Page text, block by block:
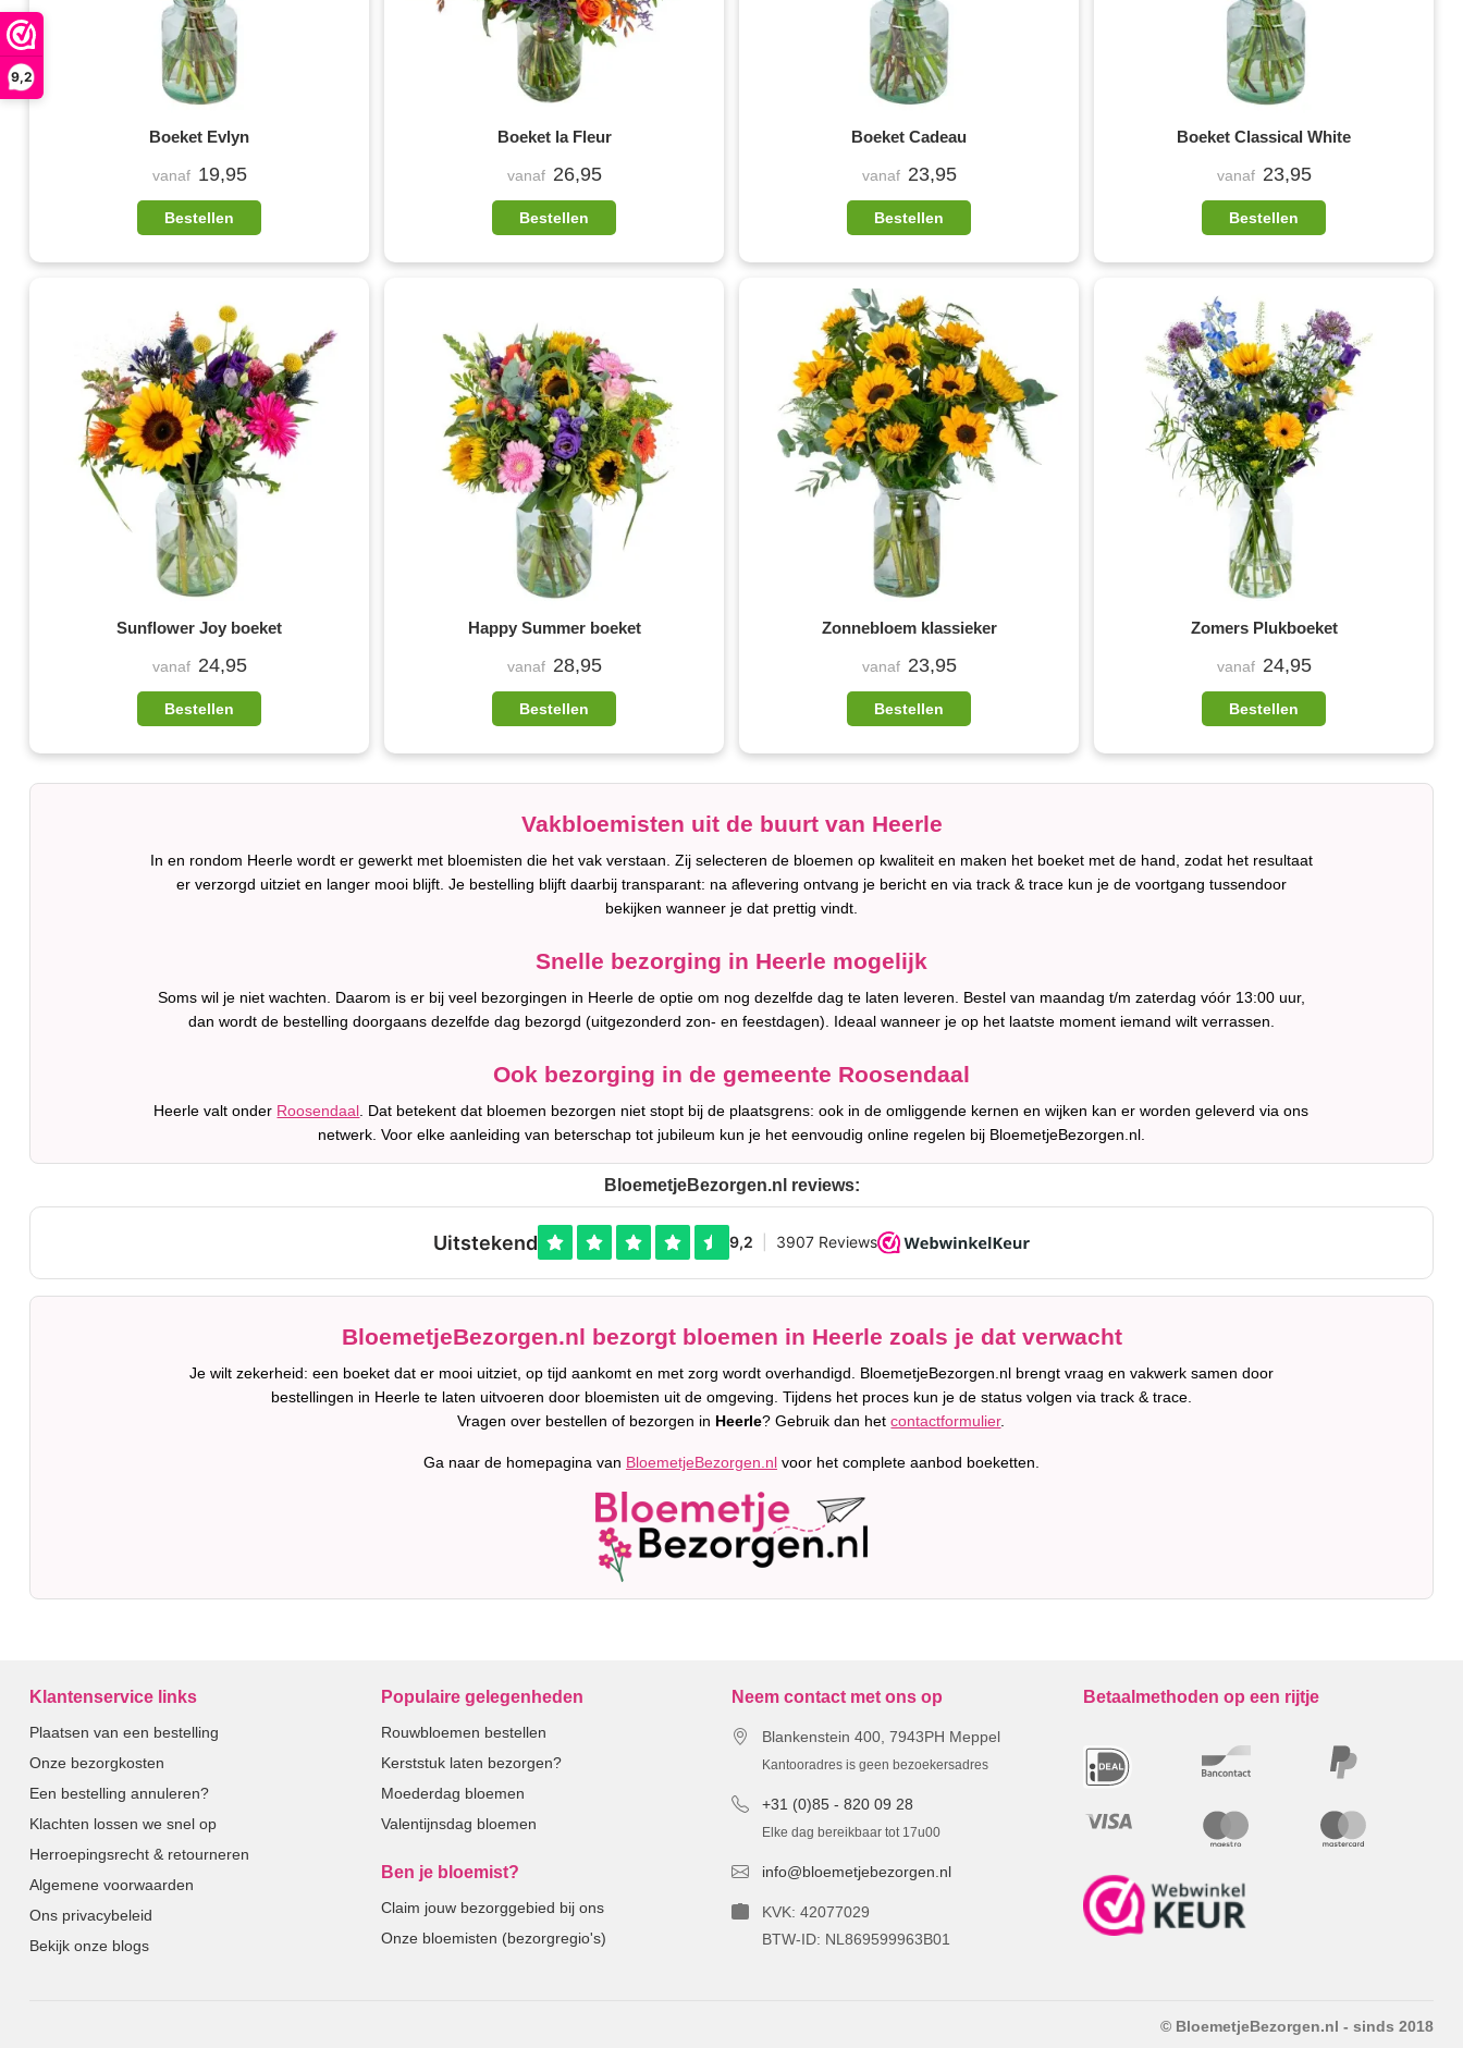
9,2
Boeket Evlyn
vanaf 19,95
Bestellen
Boeket la Fleur
vanaf 26,95
Bestellen
Boeket Cadeau
vanaf 23,95
Bestellen
Boeket Classical White
vanaf 23,95
Bestellen
Sunflower Joy boeket
vanaf 24,95
Bestellen
Happy Summer boeket
vanaf 28,95
Bestellen
Zonnebloem klassieker
vanaf 23,95
Bestellen
Zomers Plukboeket
vanaf 24,95
Bestellen
Vakbloemisten uit de buurt van Heerle
In en rondom Heerle wordt er gewerkt met bloemisten die het vak verstaan. Zij selecteren de bloemen op kwaliteit en maken het boeket met de hand, zodat het resultaat
er verzorgd uitziet en langer mooi blijft. Je bestelling blijft daarbij transparant: na aflevering ontvang je bericht en via track & trace kun je de voortgang tussendoor
bekijken wanneer je dat prettig vindt.
Snelle bezorging in Heerle mogelijk
Soms wil je niet wachten. Daarom is er bij veel bezorgingen in Heerle de optie om nog dezelfde dag te laten leveren. Bestel van maandag t/m zaterdag vóór 13:00 uur,
dan wordt de bestelling doorgaans dezelfde dag bezorgd (uitgezonderd zon- en feestdagen). Ideaal wanneer je op het laatste moment iemand wilt verrassen.
Ook bezorging in de gemeente Roosendaal
Heerle valt onder Roosendaal . Dat betekent dat bloemen bezorgen niet stopt bij de plaatsgrens: ook in de omliggende kernen en wijken kan er worden geleverd via ons
netwerk. Voor elke aanleiding van beterschap tot jubileum kun je het eenvoudig online regelen bij BloemetjeBezorgen.nl.
BloemetjeBezorgen.nl reviews:
BloemetjeBezorgen.nl bezorgt bloemen in Heerle zoals je dat verwacht
Je wilt zekerheid: een boeket dat er mooi uitziet, op tijd aankomt en met zorg wordt overhandigd. BloemetjeBezorgen.nl brengt vraag en vakwerk samen door
bestellingen in Heerle te laten uitvoeren door bloemisten uit de omgeving. Tijdens het proces kun je de status volgen via track & trace.
Vragen over bestellen of bezorgen in Heerle? Gebruik dan hetcontactformulier.
Ga naar de homepagina van BloemetjeBezorgen.nlvoor het complete aanbod boeketten.
Klantenservice links
Plaatsen van een bestelling
Onze bezorgkosten
Een bestelling annuleren?
Klachten lossen we snel op
Herroepingsrecht & retourneren
Algemene voorwaarden
Ons privacybeleid
Bekijk onze blogs
Populaire gelegenheden
Rouwbloemen bestellen
Kerststuk laten bezorgen?
Moederdag bloemen
Valentijnsdag bloemen
Ben je bloemist?
Claim jouw bezorggebied bij ons
Onze bloemisten (bezorgregio's)
Neem contact met ons op
Blankenstein 400, 7943PH Meppel
Kantooradres is geen bezoekersadres
+31 (0)85 - 820 09 28
Elke dag bereikbaar tot 17u00
info@bloemetjebezorgen.nl
KVK: 42077029
BTW-ID: NL869599963B01
Betaalmethoden op een rijtje
© BloemetjeBezorgen.nl - sinds 2018